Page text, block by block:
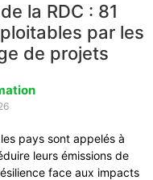
la RDC : 81
par les
de projets
pays sont appelés à
leurs émissions de
face aux impacts